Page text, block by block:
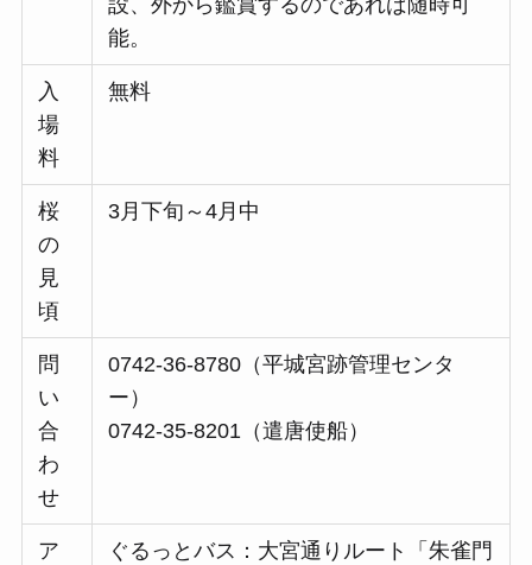
設、外から鑑賞するのであれば随時可
能。
入
場
料
無料
桜
の
見
頃
3月下旬～4月中
問
い
合
わ
せ
0742-36-8780（​​平城宮跡管理センタ
ー）
0742-35-8201（遣唐使船）
ア
ぐるっとバス：大宮通りルート「朱雀門